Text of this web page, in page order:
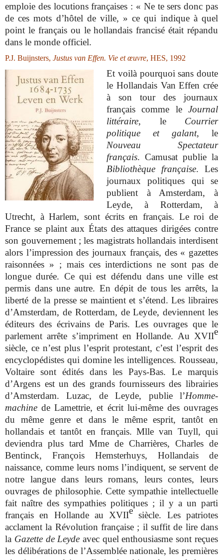
emploie des locutions françaises : « Ne te sers donc pas
de ces mots d’hôtel de ville, » ce qui indique à quel
point le français ou le hollandais francisé était répandu
dans le monde officiel.
P.J. Buijnsters, Justus van Effen. Vie et œuvre, HES, 1992
Et voilà pourquoi sans doute
le Hollandais Van Effen crée
à son tour des journaux
français comme le Journal
littéraire, le Courrier
politique et galant, le
Nouveau Spectateur
français. Camusat publie la
Bibliothèque française. Les
journaux politiques qui se
publient à Amsterdam, à
Leyde, à Rotterdam, à
Utrecht, à Harlem, sont écrits en français. Le roi de
France se plaint aux États des attaques dirigées contre
son gouvernement ; les magistrats hollandais interdisent
alors l’impression des journaux français, des « gazettes
raisonnées » ; mais ces interdictions ne sont pas de
longue durée. Ce qui est défendu dans une ville est
permis dans une autre. En dépit de tous les arrêts, la
liberté de la presse se maintient et s’étend. Les libraires
d’Amsterdam, de Rotterdam, de Leyde, deviennent les
éditeurs des écrivains de Paris. Les ouvrages que le
parlement arrête s’impriment en Hollande. Au XVIIe
siècle, ce n’est plus l’esprit protestant, c’est l’esprit des
encyclopédistes qui domine les intelligences. Rousseau,
Voltaire sont édités dans les Pays-Bas. Le marquis
d’Argens est un des grands fournisseurs des librairies
d’Amsterdam. Luzac, de Leyde, publie l’Homme-
machine de Lamettrie, et écrit lui-même des ouvrages
du même genre et dans le même esprit, tantôt en
hollandais et tantôt en français. Mlle van Tuyll, qui
deviendra plus tard Mme de Charrières, Charles de
Bentinck, François Hemsterhuys, Hollandais de
naissance, comme leurs noms l’indiquent, se servent de
notre langue dans leurs romans, leurs contes, leurs
ouvrages de philosophie. Cette sympathie intellectuelle
fait naître des sympathies politiques ; il y a un parti
français en Hollande au XVIIe siècle. Les patriotes
acclament la Révolution française ; il suffit de lire dans
la Gazette de Leyde avec quel enthousiasme sont reçues
les délibérations de l’Assemblée nationale, les premières